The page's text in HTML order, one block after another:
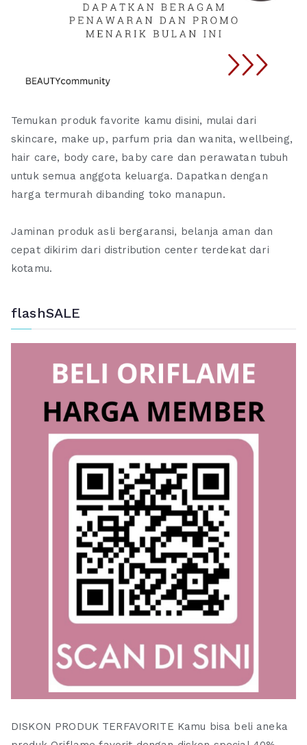
Temukan produk favorite kamu disini, mulai dari
skincare, make up, parfum pria dan wanita, wellbeing,
hair care, body care, baby care dan perawatan tubuh
untuk semua anggota keluarga. Dapatkan dengan
harga termurah dibanding toko manapun.
Jaminan produk asli bergaransi, belanja aman dan
cepat dikirim dari distribution center terdekat dari
kotamu.
flashSALE
DISKON PRODUK TERFAVORITE Kamu bisa beli aneka